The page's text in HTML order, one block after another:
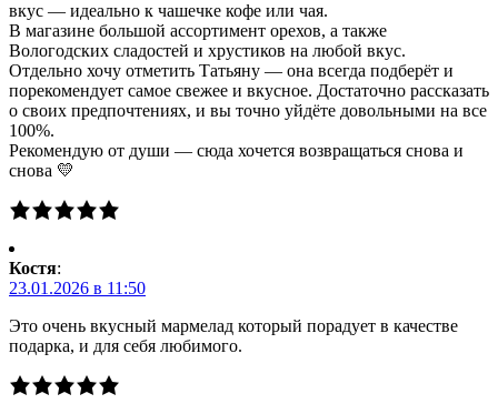
вкус — идеально к чашечке кофе или чая.
В магазине большой ассортимент орехов, а также
Вологодских сладостей и хрустиков на любой вкус.
Отдельно хочу отметить Татьяну — она всегда подберёт и
порекомендует самое свежее и вкусное. Достаточно рассказать
о своих предпочтениях, и вы точно уйдёте довольными на все
100%.
Рекомендую от души — сюда хочется возвращаться снова и
снова 💛
Костя:
23.01.2026 в 11:50
Это очень вкусный мармелад который порадует в качестве
подарка, и для себя любимого.